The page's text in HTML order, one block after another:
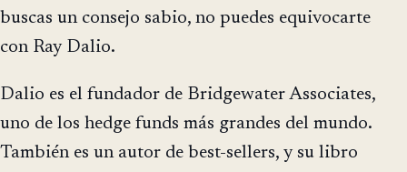
buscas un consejo sabio, no puedes equivocarte
con Ray Dalio.
Dalio es el fundador de Bridgewater Associates,
uno de los hedge funds más grandes del mundo.
También es un autor de best-sellers, y su libro